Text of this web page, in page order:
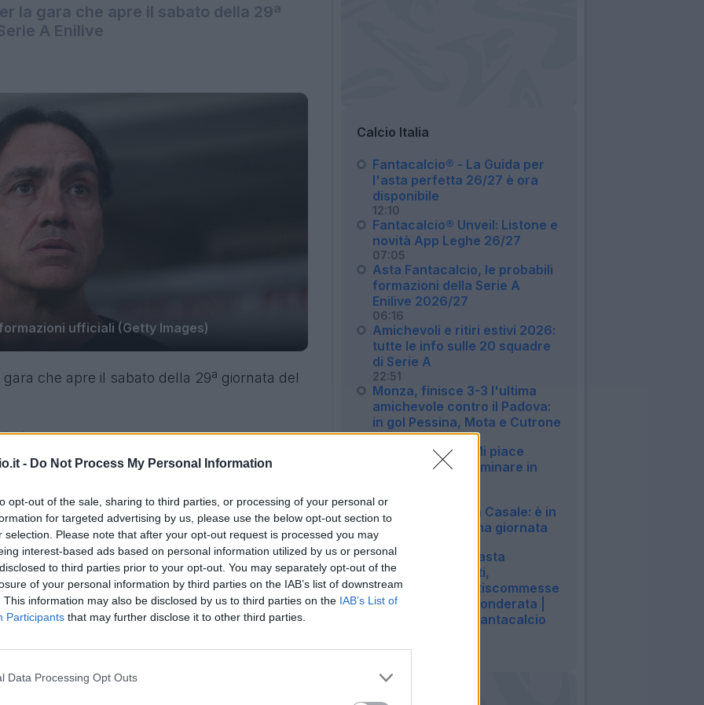
- Do Not Process My Personal Information
opt-out of the sale, sharing to third parties, or processing of your personal or
for targeted advertising by us, please use the below opt-out section to
selection. Please note that after your opt-out request is processed you may
interest-based ads based on personal information utilized by us or personal
to third parties prior to your opt-out. You may separately opt-out of the
of your personal information by third parties on the IAB’s list of downstream
This information may also be disclosed by us to third parties on the IAB’s List of
Participants that may further disclose it to other third parties.
Data Processing Opt Outs
la gara che apre il sabato della 29ª
A Enilive
ufficiali (Getty Images)
che apre il sabato della 29ª giornata del
di Monza-Parma.
Parma
Calcio Italia
Fantacalcio® - La Guida per
l'asta perfetta 26/27 è ora
disponibile
12:10
Fantacalcio® Unveil: Listone e
novità App Leghe 26/27
07:05
Asta Fantacalcio, le probabili
formazioni della Serie A
Enilive 2026/27
06:16
Amichevoli e ritiri estivi 2026:
tutte le info sulle 20 squadre
di Serie A
22:51
Monza, finisce 3-3 l'ultima
amichevole contro il Padova:
in gol Pessina, Mota e Cutrone
22:50
Milan, Jashari: "Mi piace
Amorim, vuole dominare in
20:30
Bologna, si ferma Casale: è in
dubbio per la prima giornata
20:13
LIVE! Guida per l'asta
perfetta: campetti,
scommesse e antiscommesse
| Griglia Portieri ponderata |
Summer Vibes | Fantacalcio
14:49